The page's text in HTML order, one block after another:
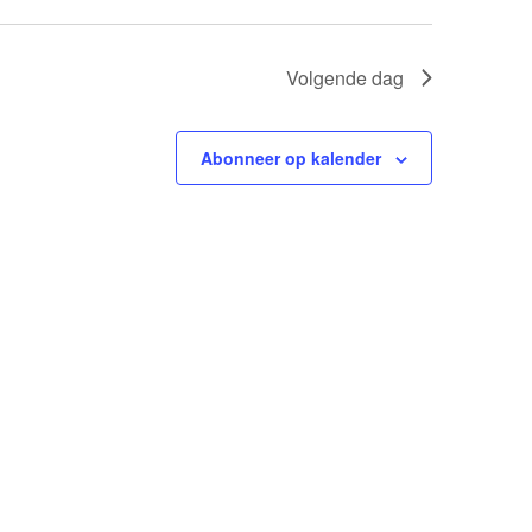
Volgende dag
Abonneer op kalender